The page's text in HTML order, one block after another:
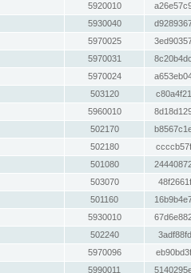
5920010
5930040
5970025
5970031
5970024
503120
5960010
502170
502180
501080
503070
501160
5930010
502240
5970096
5990011